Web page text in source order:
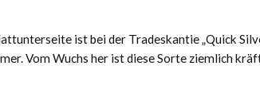
ist bei der Tradeskantie „Quick
Vom Wuchs her ist diese Sorte ziemlich